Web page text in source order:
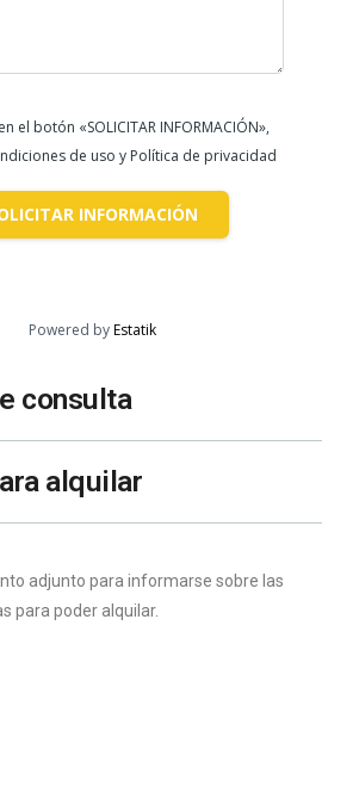
el botón «SOLICITAR INFORMACIÓN»,
de uso y Política de privacidad
INFORMACIÓN
Powered byEstatik
consulta
alquilar
adjunto para informarse sobre las
para poder alquilar.